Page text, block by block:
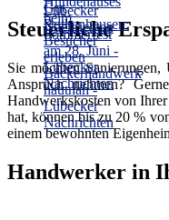
Steuerliche
Sie möchten
Anspruch nehmen?
Handwerkskosten von
hat, können bis zu 20 %
einem bewohnten
Handwerker in